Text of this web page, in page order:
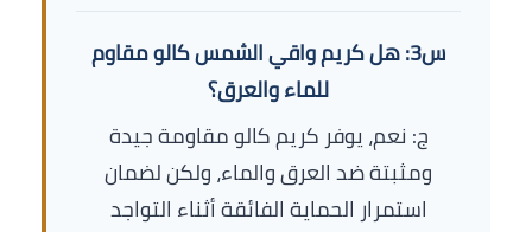
س3: هل كريم واقي الشمس كالو مقاوم
للماء والعرق؟
ج: نعم، يوفر كريم كالو مقاومة جيدة
ومثبتة ضد العرق والماء، ولكن لضمان
استمرار الحماية الفائقة أثناء التواجد